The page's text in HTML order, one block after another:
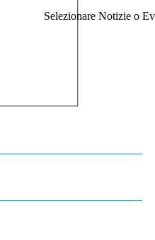
Selezionare Notizie o